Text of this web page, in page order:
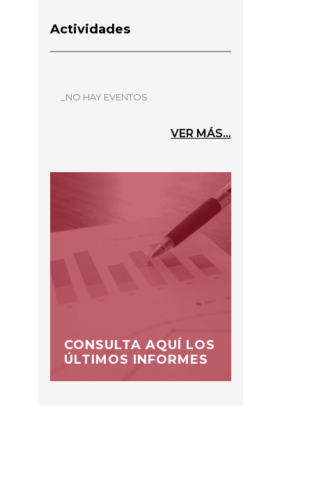
Actividades
_NO HAY EVENTOS
VER MÁS...
CONSULTA AQUÍ LOS
ÚLTIMOS INFORMES